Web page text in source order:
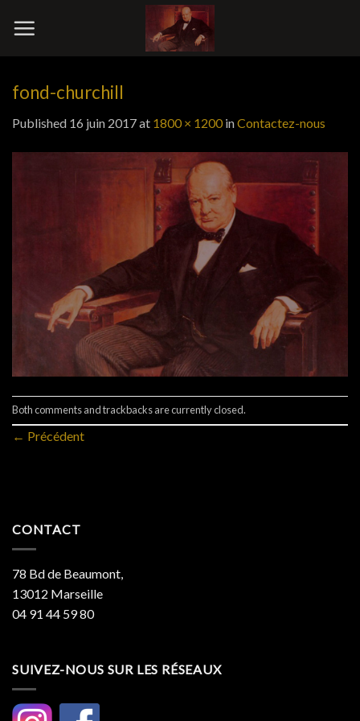
fond-churchill
Published 16 juin 2017at 1800 × 1200 inContactez-nous
Both comments and trackbacks are currently closed.
← Précédent
CONTACT
78 Bd de Beaumont,
13012 Marseille
04 91 44 59 80
SUIVEZ-NOUS SUR LES RÉSEAUX